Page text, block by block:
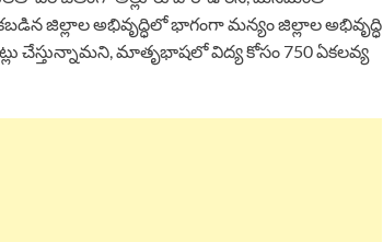
జిల్లాల అభివృద్ధిలో భాగంగా మన్యం జిల్లాల అభివృద్ధి
చేస్తున్నామని, మాతృభాషలో విద్య కోసం 750 ఏకలవ్య